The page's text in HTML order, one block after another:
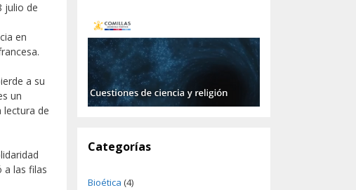
julio de
en
a su
un
lectura de
a las filas
Categorías
Bioética (4)